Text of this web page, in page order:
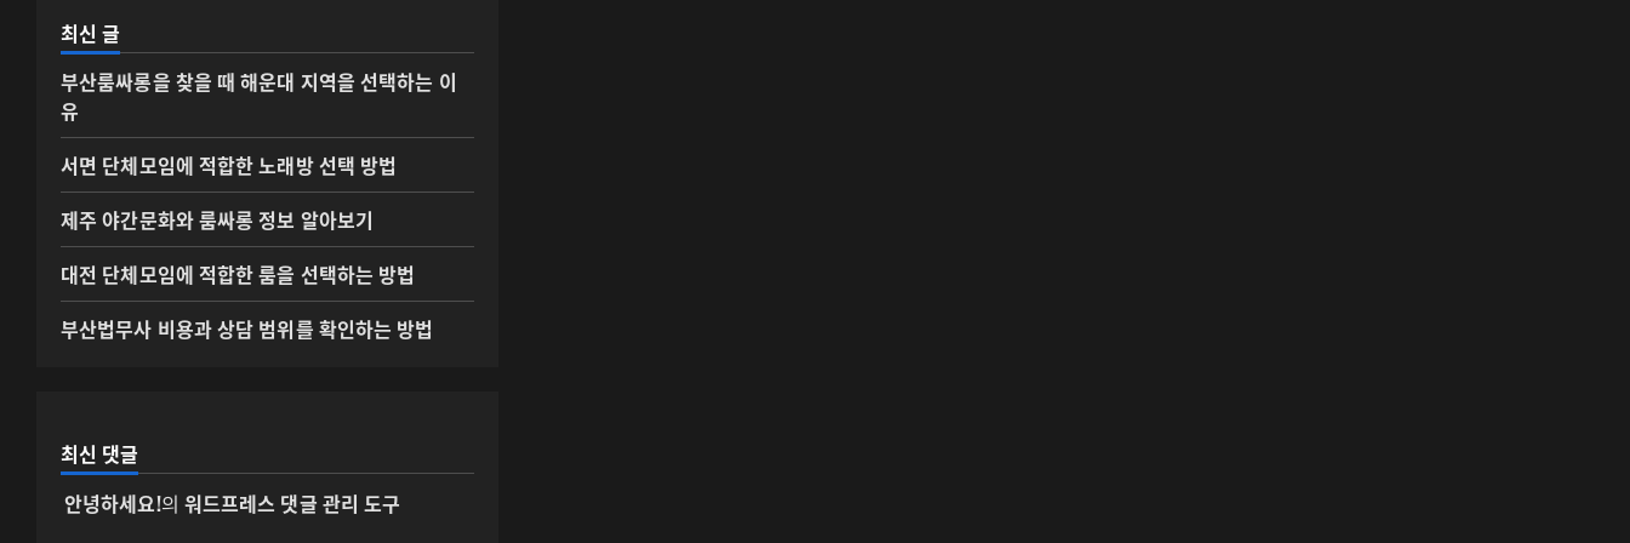
최신 글
부산룸싸롱을 찾을 때 해운대 지역을 선택하는 이
유
서면 단체모임에 적합한 노래방 선택 방법
제주 야간문화와 룸싸롱 정보 알아보기
대전 단체모임에 적합한 룸을 선택하는 방법
부산법무사 비용과 상담 범위를 확인하는 방법
최신 댓글
안녕하세요!의 워드프레스 댓글 관리 도구